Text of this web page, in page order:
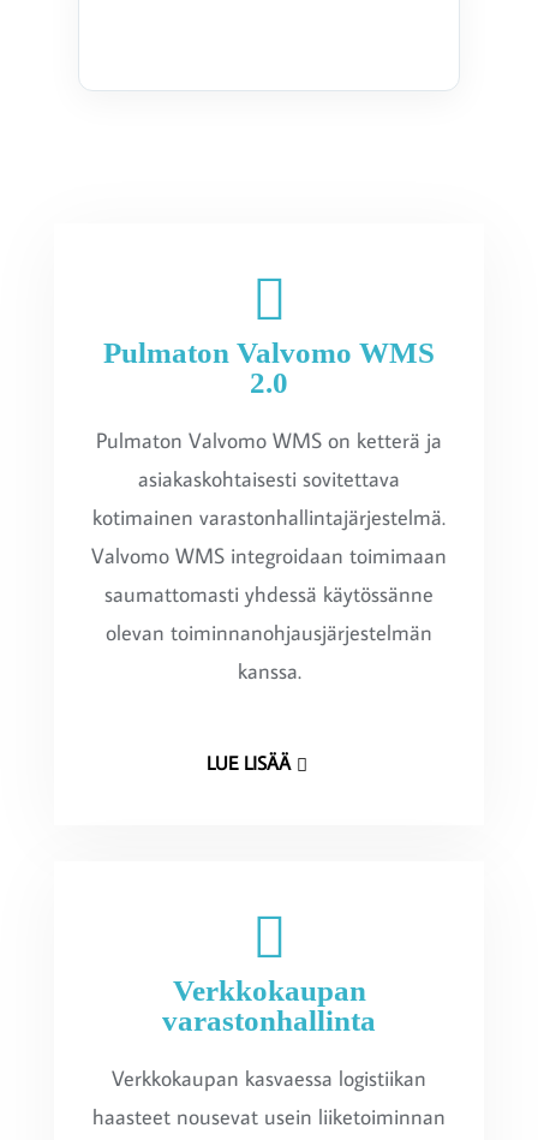
Pulmaton Valvomo WMS
2.0
Pulmaton Valvomo WMS on ketterä ja
asiakaskohtaisesti sovitettava
kotimainen varastonhallintajärjestelmä.
Valvomo WMS integroidaan toimimaan
saumattomasti yhdessä käytössänne
olevan toiminnanohjausjärjestelmän
kanssa.
LUE LISÄÄ
Verkkokaupan
varastonhallinta
Verkkokaupan kasvaessa logistiikan
haasteet nousevat usein liiketoiminnan